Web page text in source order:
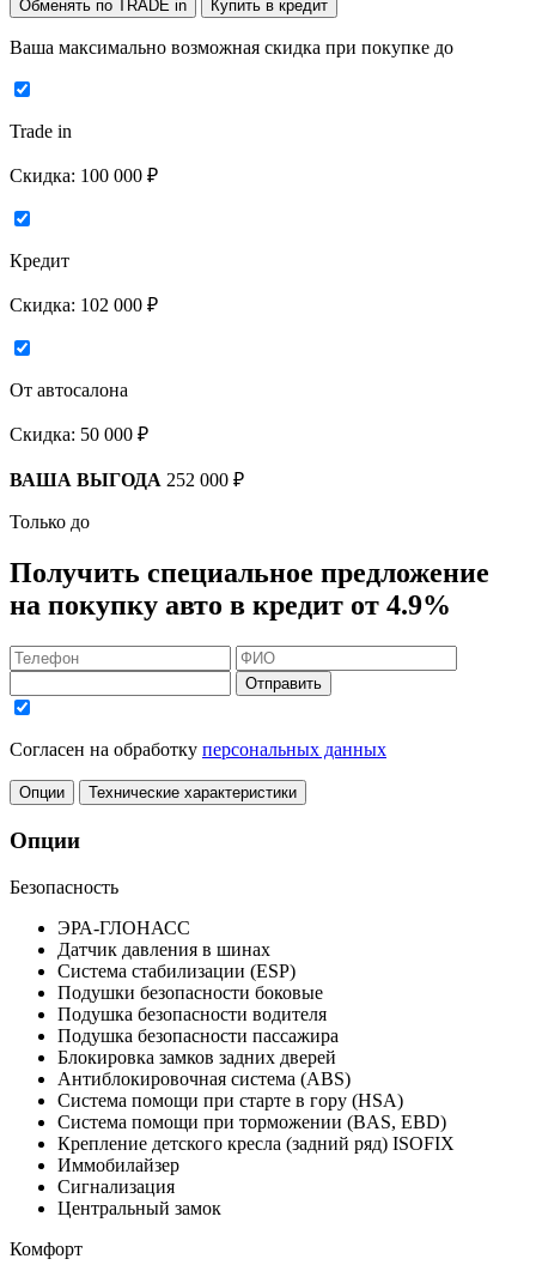
Обменять по TRADE in Купить в кредит
Ваша максимально возможная скидка при покупке до
Trade in
Скидка: 100 000 ₽
Кредит
Скидка: 102 000 ₽
От автосалона
Скидка: 50 000 ₽
ВАША ВЫГОДА 252 000 ₽
Только до
Получить специальное предложение
на покупку авто в кредит от 4.9%
Отправить
Согласен на обработку персональных данных
Опции Технические характеристики
Опции
Безопасность
ЭРА-ГЛОНАСС
Датчик давления в шинах
Система стабилизации (ESP)
Подушки безопасности боковые
Подушка безопасности водителя
Подушка безопасности пассажира
Блокировка замков задних дверей
Антиблокировочная система (ABS)
Система помощи при старте в гору (HSA)
Система помощи при торможении (BAS, EBD)
Крепление детского кресла (задний ряд) ISOFIX
Иммобилайзер
Сигнализация
Центральный замок
Комфорт